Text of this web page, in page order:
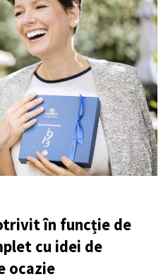
în funcție de
cu idei de
ocazie